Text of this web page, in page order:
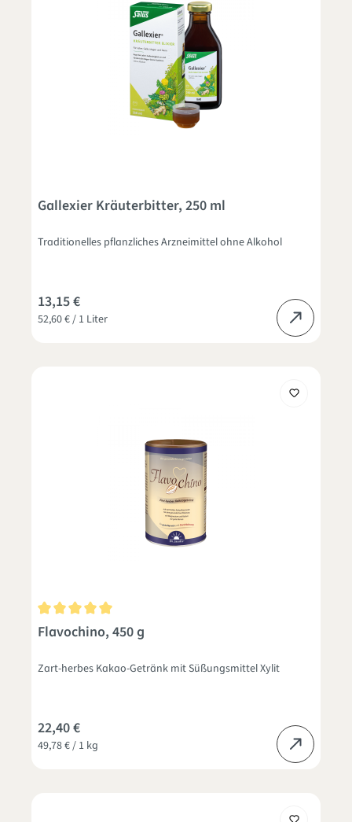
Gallexier Kräuterbitter, 250 ml
Traditionelles pflanzliches Arzneimittel ohne Alkohol
52,60 € / 1 Liter
13,15 €
Durchschnittliche Bewertung von 5 von 5 Sternen
Flavochino, 450 g
Zart-herbes Kakao-Getränk mit Süßungsmittel Xylit
49,78 € / 1 kg
22,40 €